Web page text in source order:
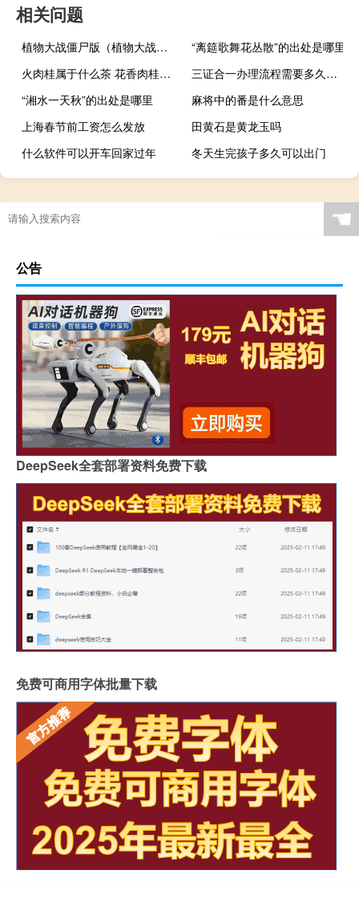
相关问题
植物大战僵尸版（植物大战僵尸版）
“离筵歌舞花丛散”的出处是哪里
火肉桂属于什么茶 花香肉桂茶属于什么茶
三证合一办理流程需要多久（三证合一办理流程）
“湘水一天秋”的出处是哪里
麻将中的番是什么意思
上海春节前工资怎么发放
田黄石是黄龙玉吗
什么软件可以开车回家过年
冬天生完孩子多久可以出门
☚
公告
DeepSeek全套部署资料免费下载
免费可商用字体批量下载